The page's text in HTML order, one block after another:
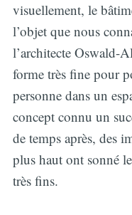
visuellement, le
l’objet que nous
l’architecte Oswald-
forme très fine pour
personne dans un
concept connu un
de temps après, des
plus haut ont sonné
très fins.